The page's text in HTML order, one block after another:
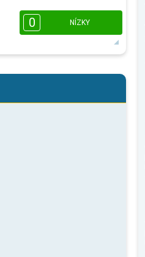
16:00 18:00
12°max.
0 NÍZKY
16:00 18:00